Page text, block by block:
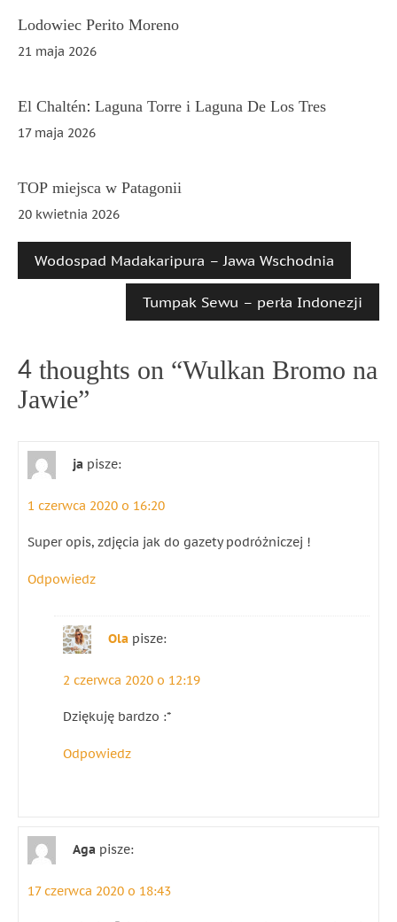
Lodowiec Perito Moreno
21 maja 2026
El Chaltén: Laguna Torre i Laguna De Los Tres
17 maja 2026
TOP miejsca w Patagonii
20 kwietnia 2026
Wodospad Madakaripura – Jawa Wschodnia
Tumpak Sewu – perła Indonezji
4 thoughts on “Wulkan Bromo na
Jawie”
ja pisze:
1 czerwca 2020 o 16:20
Super opis, zdjęcia jak do gazety podróżniczej !
Odpowiedz
Ola pisze:
2 czerwca 2020 o 12:19
Dziękuję bardzo :*
Odpowiedz
Aga pisze:
17 czerwca 2020 o 18:43